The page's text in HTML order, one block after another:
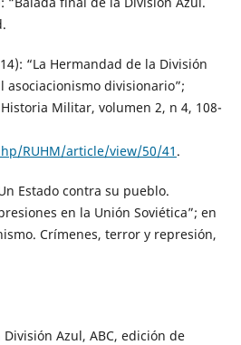
“La Hermandad de la División
asociacionismo divisionario”;
Militar, volumen 2, n 4, 108-
RUHM/article/view/50/41 .
Estado contra su pueblo.
en la Unión Soviética”; en
Crímenes, terror y represión,
Azul, ABC, edición de